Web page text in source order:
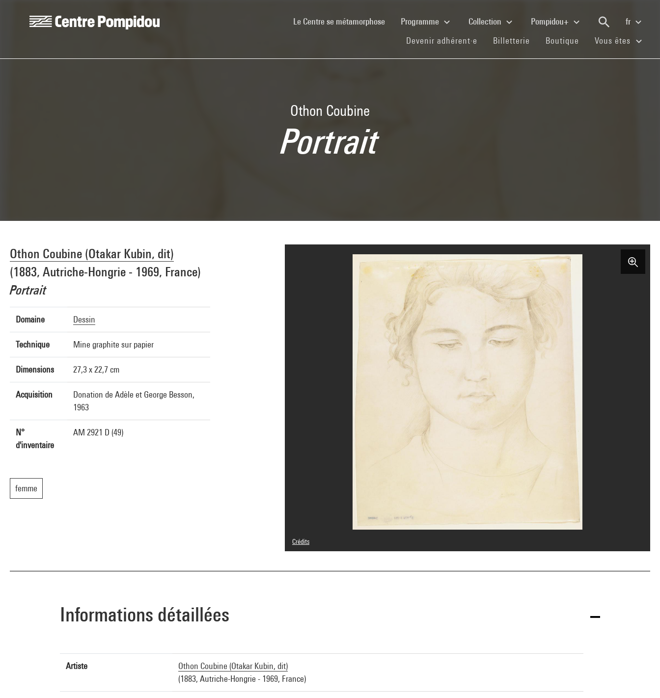
Le Centre se métamorphose(current)Programme Collection Pompidou+
fr
Devenir adhérent·e (current)
Billetterie (current)
Boutique (current)
Vous êtes
Othon Coubine
Portrait
Othon Coubine (Otakar Kubin, dit)
(1883, Autriche-Hongrie - 1969, France)
Portrait
Domaine Dessin
Technique Mine graphite sur papier
Dimensions 27,3 x 22,7 cm
Acquisition
Donation de Adèle et George Besson,
1963
N°
d'inventaire
AM 2921 D (49)
femme
Crédits
© Adagp, Paris
Réf. image : 5A05326
Informations détaillées
Artiste
Othon Coubine (Otakar Kubin, dit)
(1883, Autriche-Hongrie - 1969, France)